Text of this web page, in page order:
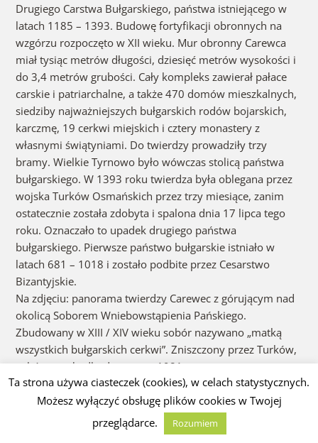
Drugiego Carstwa Bułgarskiego, państwa istniejącego w
latach 1185 – 1393. Budowę fortyfikacji obronnych na
wzgórzu rozpoczęto w XII wieku. Mur obronny Carewca
miał tysiąc metrów długości, dziesięć metrów wysokości i
do 3,4 metrów grubości. Cały kompleks zawierał pałace
carskie i patriarchalne, a także 470 domów mieszkalnych,
siedziby najważniejszych bułgarskich rodów bojarskich,
karczmę, 19 cerkwi miejskich i cztery monastery z
własnymi świątyniami. Do twierdzy prowadziły trzy
bramy. Wielkie Tyrnowo było wówczas stolicą państwa
bułgarskiego. W 1393 roku twierdza była oblegana przez
wojska Turków Osmańskich przez trzy miesiące, zanim
ostatecznie została zdobyta i spalona dnia 17 lipca tego
roku. Oznaczało to upadek drugiego państwa
bułgarskiego. Pierwsze państwo bułgarskie istniało w
latach 681 – 1018 i zostało podbite przez Cesarstwo
Bizantyjskie.
Na zdjęciu: panorama twierdzy Carewec z górującym nad
okolicą Soborem Wniebowstąpienia Pańskiego.
Zbudowany w XIII / XIV wieku sobór nazywano „matką
wszystkich bułgarskich cerkwi”. Zniszczony przez Turków,
sobór został odbudowany w 1981 r.
Ta strona używa ciasteczek (cookies), w celach statystycznych.
Możesz wyłączyć obsługę plików cookies w Twojej
przeglądarce.
Rozumiem